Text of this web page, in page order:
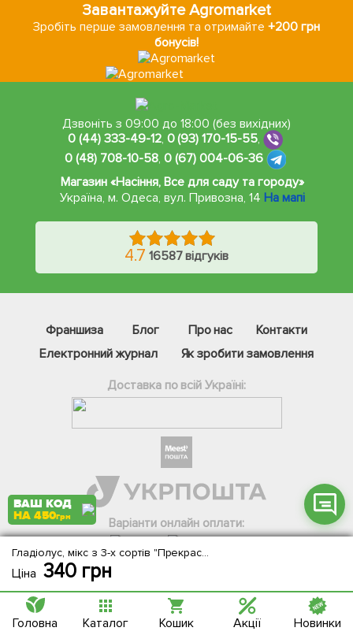
Гладіолус, мікс з 3-х сортів "Прекрасний схід" (Amazing Rise) 9шт в комплекті
Ціна 340грн
Завантажуйте Agromarket
Зробіть перше замовлення та отримайте+200 грн
бонусів!
Дзвоніть з 09:00 до 18:00 (без вихідних)
0 (44) 333-49-12, 0 (93) 170-15-55,
0 (48) 708-10-58, 0 (67) 004-06-36
Магазин «Насіння, Все для саду та городу»
Україна, м. Одеса,вул. Привозна, 14 На мапі
4.7 16587 відгуків
Франшиза Блог Про нас
Контакти
Електронний журнал
Як зробити замовлення
Доставка по всій Україні:
Варіанти онлайн оплати:
Телеграм
Вайбер
ВАШ КОД
НА 450грн
Головна Каталог Кошик Акції Новинки